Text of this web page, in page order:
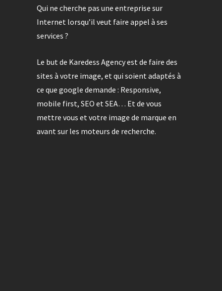
Qui ne cherche pas une entreprise sur
Internet lorsqu’il veut faire appel à ses
services ?
Le but de Karedess Agency est de faire des
sites à votre image, et qui soient adaptés à
ce que google demande : Responsive,
mobile first, SEO et SEA… Et de vous
mettre vous et votre image de marque en
avant sur les moteurs de recherche.